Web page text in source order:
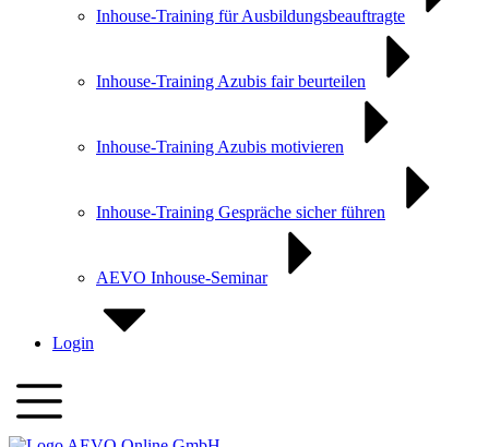
Inhouse-Training für Ausbildungsbeauftragte
Inhouse-Training Azubis fair beurteilen
Inhouse-Training Azubis motivieren
Inhouse-Training Gespräche sicher führen
AEVO Inhouse-Seminar
Login